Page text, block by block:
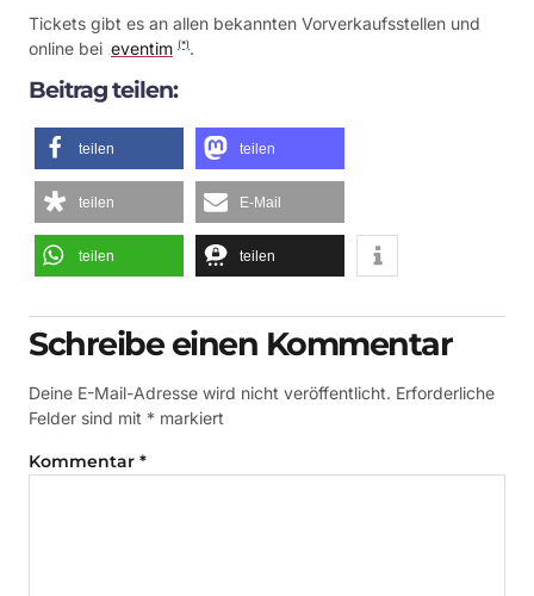
Tickets gibt es an allen bekannten Vorverkaufsstellen und
online bei eventim (*).
Beitrag teilen:
teilen teilen
teilen E-Mail
teilen teilen
Schreibe einen Kommentar
Deine E-Mail-Adresse wird nicht veröffentlicht. Erforderliche
Felder sind mit * markiert
Kommentar *